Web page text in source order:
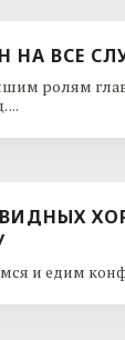
НА ВСЕ
ролям
...
и едим